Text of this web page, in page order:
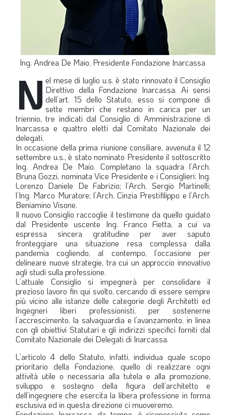
Ing. Andrea De Maio, Presidente Fondazione Inarcassa
N el mese di luglio u.s. è stato rinnovato il Consiglio
Direttivo della Fondazione Inarcassa. Ai sensi
dell’art. 15 dello Statuto, esso si compone di
sette membri che restano in carica per un
triennio, tre indicati dal Consiglio di Amministrazione di
Inarcassa e quattro eletti dal Comitato Nazionale dei
delegati.
In occasione della prima riunione consiliare, avvenuta il 12
settembre u.s., è stato nominato Presidente il sottoscritto
Ing. Andrea De Maio. Completano la squadra l’Arch.
Bruna Gozzi, nominata Vice Presidente e i Consiglieri: Ing.
Lorenzo Daniele De Fabrizio; l’Arch. Sergio Martinelli;
l’Ing. Marco Muratore; l’Arch. Cinzia Prestifilippo e l’Arch.
Beniamino Visone.
Il nuovo Consiglio raccoglie il testimone da quello guidato
dal Presidente uscente Ing. Franco Fietta, a cui va
espressa sincera gratitudine per aver saputo
fronteggiare una situazione resa complessa dalla
pandemia cogliendo, al contempo, l’occasione per
delineare nuove strategie, tra cui un approccio innovativo
agli studi sulla professione.
L’attuale Consiglio si impegnerà per consolidare il
prezioso lavoro fin qui svolto, cercando di essere sempre
più vicino alle istanze delle categorie degli Architetti ed
Ingegneri liberi professionisti, per sostenerne
l’accrescimento, la salvaguardia e l’avanzamento, in linea
con gli obiettivi Statutari e gli indirizzi specifici forniti dal
Comitato Nazionale dei Delegati di Inarcassa.
L’articolo 4 dello Statuto, infatti, individua quale scopo
prioritario della Fondazione, quello di realizzare ogni
attività utile o necessaria alla tutela e alla promozione,
sviluppo e sostegno della figura dell’architetto e
dell’ingegnere che esercita la libera professione in forma
esclusiva ed in questa direzione ci muoveremo.